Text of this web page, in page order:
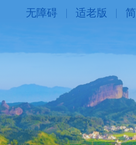
无障碍 适老版 简